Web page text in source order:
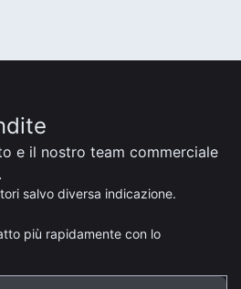
e il nostro team commerciale
salvo diversa indicazione.
più rapidamente con lo